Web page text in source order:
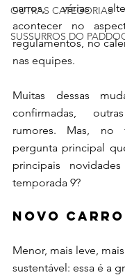
OUTRAS CATEGORIAS
SUSSURROS DO
carros, várias
acontecer no
regulamentos, no
nas equipes.
Muitas dessas
confirmadas,
rumores. Mas,
pergunta principal
principais
temporada 9?
Novo carro:
Menor, mais leve,
sustentável: essa é a